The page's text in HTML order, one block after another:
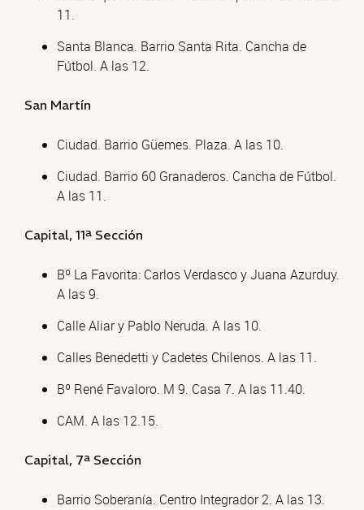
11.
Santa Blanca. Barrio Santa Rita. Cancha de
Fútbol. A las 12.
San Martín
Ciudad. Barrio Güemes. Plaza. A las 10.
Ciudad. Barrio 60 Granaderos. Cancha de Fútbol.
A las 11.
Capital, 11ª Sección
Bº La Favorita: Carlos Verdasco y Juana Azurduy.
A las 9.
Calle Aliar y Pablo Neruda. A las 10.
Calles Benedetti y Cadetes Chilenos. A las 11.
Bº René Favaloro. M 9. Casa 7. A las 11.40.
CAM. A las 12.15.
Capital, 7ª Sección
Barrio Soberanía. Centro Integrador 2. A las 13.